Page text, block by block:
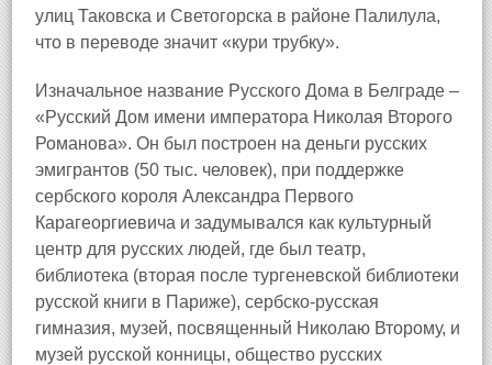
улиц Таковска и Светогорска в районе Палилула,
что в переводе значит «кури трубку».
Изначальное название Русского Дома в Белграде –
«Русский Дом имени императора Николая Второго
Романова». Он был построен на деньги русских
эмигрантов (50 тыс. человек), при поддержке
сербского короля Александра Первого
Карагеоргиевича и задумывался как культурный
центр для русских людей, где был театр,
библиотека (вторая после тургеневской библиотеки
русской книги в Париже), сербско‑русская
гимназия, музей, посвященный Николаю Второму, и
музей русской конницы, общество русских